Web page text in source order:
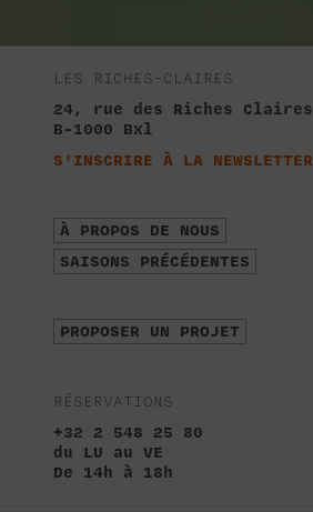
LES RICHES-CLAIRES
24, rue des Riches Claires
B-1000 Bxl
S'INSCRIRE À LA NEWSLETTER
À PROPOS DE NOUS
SAISONS PRÉCÉDENTES
PROPOSER UN PROJET
RÉSERVATIONS
+32 2 548 25 80
du LU au VE
De 14h à 18h